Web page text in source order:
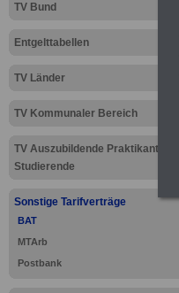
TV Bund
Entgelttabellen
TV Länder
TV Kommunaler Bereich
TV Auszubildende Praktikanten
Studierende
Sonstige Tarifverträge
BAT
MTArb
Postbank